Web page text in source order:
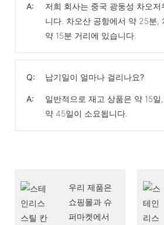
A:
저희 회사는 중국 광둥성 차오
니다. 차오산 공항에서 약 25분,
약 15분 거리에 있습니다.
Q: 납기일이 얼마나 걸리나요?
A:
일반적으로 재고 상품은 약 15
약 45일이 소요됩니다.
우리 제품은
쇼핑몰과 슈
퍼마켓에서